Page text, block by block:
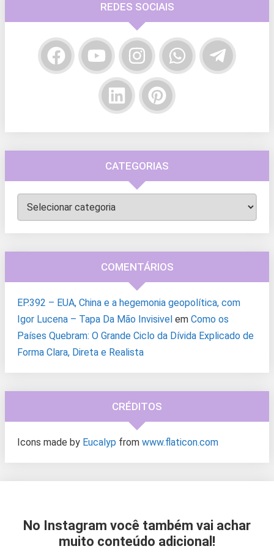
REDES SOCIAIS
CATEGORIAS
Categorias
COMENTÁRIOS
EP.392 – EUA, China e a hegemonia geopolítica, com
Igor Lucena – Tapa Da Mão Invisivel em Como os
Países Quebram: O Grande Ciclo da Dívida Explicado de
Forma Clara, Direta e Realista
CRÉDITOS
Icons made by Eucalyp from www.flaticon.com
No Instagram você também vai achar
muito conteúdo adicional!